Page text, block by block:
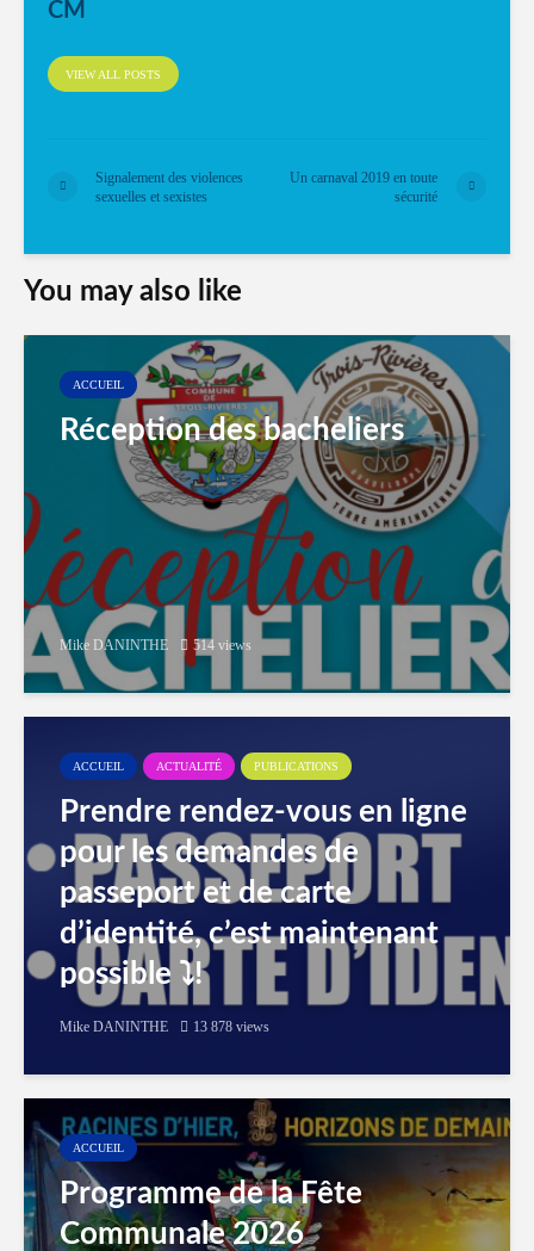
CM
VIEW ALL POSTS
Signalement des violences
sexuelles et sexistes
Un carnaval 2019 en toute
sécurité
You may also like
ACCUEIL
Réception des bacheliers
Mike DANINTHE 514 views
ACCUEIL ACTUALITÉ PUBLICATIONS
Prendre rendez-vous en ligne
pour les demandes de
passeport et de carte
d’identité, c’est maintenant
possible ⤵️!
Mike DANINTHE 13 878 views
ACCUEIL
Programme de la Fête
Communale 2026